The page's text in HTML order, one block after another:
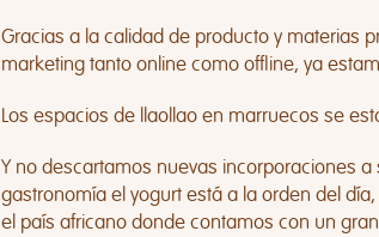
Gracias a la calidad de producto y materias
marketing tanto online como offline, ya
Los espacios de llaollao en marruecos se
Y no descartamos nuevas incorporaciones
gastronomía el yogurt está a la orden del
el país africano donde contamos con un